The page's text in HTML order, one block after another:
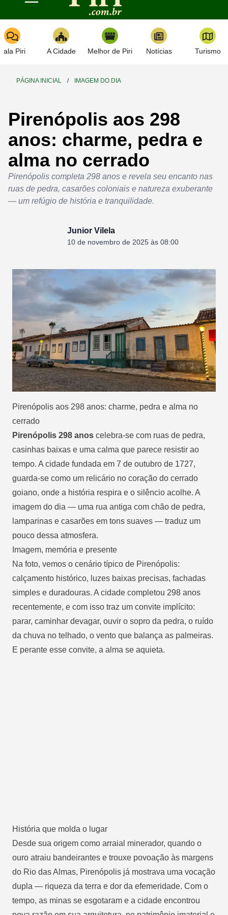
Toggle navigation
Piri A Cidade Melhor de Piri Notícias Turismo
PÁGINA INICIAL / IMAGEM DO DIA
Pirenópolis aos 298
anos: charme, pedra e
alma no cerrado
Pirenópolis completa 298 anos e revela seu encanto nas
ruas de pedra, casarões coloniais e natureza exuberante
— um refúgio de história e tranquilidade.
Junior Vilela
10 de novembro de 2025 às 08:00
Pirenópolis aos 298 anos: charme, pedra e alma no
cerrado
Pirenópolis 298 anos celebra-se com ruas de pedra,
casinhas baixas e uma calma que parece resistir ao
tempo. A cidade fundada em 7 de outubro de 1727,
guarda-se como um relicário no coração do cerrado
goiano, onde a história respira e o silêncio acolhe. A
imagem do dia — uma rua antiga com chão de pedra,
lamparinas e casarões em tons suaves — traduz um
pouco dessa atmosfera.
Imagem, memória e presente
Na foto, vemos o cenário típico de Pirenópolis:
calçamento histórico, luzes baixas precisas, fachadas
simples e duradouras. A cidade completou 298 anos
recentemente, e com isso traz um convite implícito:
parar, caminhar devagar, ouvir o sopro da pedra, o ruído
da chuva no telhado, o vento que balança as palmeiras.
E perante esse convite, a alma se aquieta.
História que molda o lugar
Desde sua origem como arraial minerador, quando o
ouro atraiu bandeirantes e trouxe povoação às margens
do Rio das Almas, Pirenópolis já mostrava uma vocação
dupla — riqueza da terra e dor da efemeridade. Com o
tempo, as minas se esgotaram e a cidade encontrou